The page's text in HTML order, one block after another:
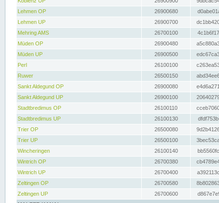
Lehmen OP
26900680
Lehmen UP
26900700
Mehring AMS
26700100
Müden OP
26900480
Müden UP
26900500
Perl
26100100
Ruwer
26500150
Sankt Aldegund OP
26900080
Sankt Aldegund UP
26900100
Stadtbredimus OP
26100110
Stadtbredimus UP
26100130
Trier OP
26500080
Trier UP
26500100
Wincheringen
26100140
Wintrich OP
26700380
Wintrich UP
26700400
Zeltingen OP
26700580
Zeltingen UP
26700600